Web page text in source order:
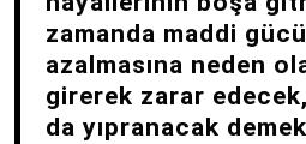
zamanda maddi
azalmasına neden
girerek zarar
da yıpranacak